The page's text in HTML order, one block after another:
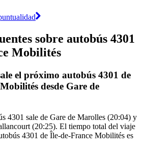
sobre autobús 4301
Mobilités
el próximo autobús 4301 de
desde Gare de
4301 sale de Gare de Marolles (20:04) y
(20:25). El tiempo total del viaje
4301 de Île-de-France Mobilités es